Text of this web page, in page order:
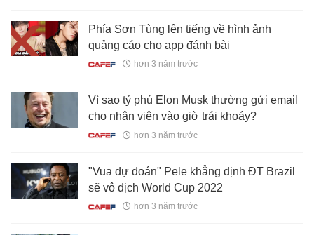
Phía Sơn Tùng lên tiếng về hình ảnh
quảng cáo cho app đánh bài
hơn 3 năm trước
Vì sao tỷ phú Elon Musk thường gửi email
cho nhân viên vào giờ trái khoáy?
hơn 3 năm trước
"Vua dự đoán" Pele khẳng định ĐT Brazil
sẽ vô địch World Cup 2022
hơn 3 năm trước